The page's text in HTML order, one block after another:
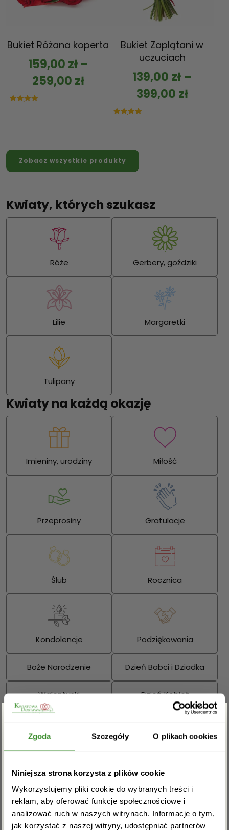
Zgoda Szczegóły O plikach cookies
Niniejsza strona korzysta z plików cookie
Wykorzystujemy pliki cookie do wybranych treści i
reklam, aby oferować funkcje społecznościowe i
analizować ruch w naszych witrynach. Informacje o tym,
jak korzystać z naszej witryny, udostępniać partnerów
Bukiet Różana koperta
159,00 zł–
259,00 zł
Bukiet Zaplątani w
uczuciach
139,00 zł –
399,00 zł
Zobacz wszystkie produkty
Kwiaty, których szukasz
Róże Gerbery, goździki
Lilie Margaretki
Tulipany
Kwiaty na każdą okazję
Imieniny, urodziny Miłość
Przeprosiny Gratulacje
Ślub Rocznica
Kondolencje Podziękowania
Boże Narodzenie Dzień Babci i Dziadka
Walentynki Dzień Kobiet
Dzień Ojca
Sprawdź również:
Zgarnij rabat -5%
Zapisz się do newslettera i zgarnij
rabat na pierwsze zakupy!